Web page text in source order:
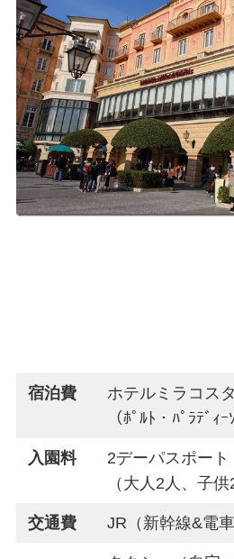
宿泊費
ホテルミラコスタ
（ﾎﾟﾙﾄ・ﾊﾟﾗﾃﾞｨ
入園料
2デーパスポート
（大人2人、子供
交通費 JR（新幹線&電車